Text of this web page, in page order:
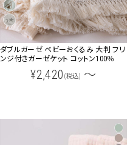
ダブルガーゼ ベビーおくるみ 大判 フリ
ンジ付きガーゼケット コットン100％
¥2,420 (税込) ～